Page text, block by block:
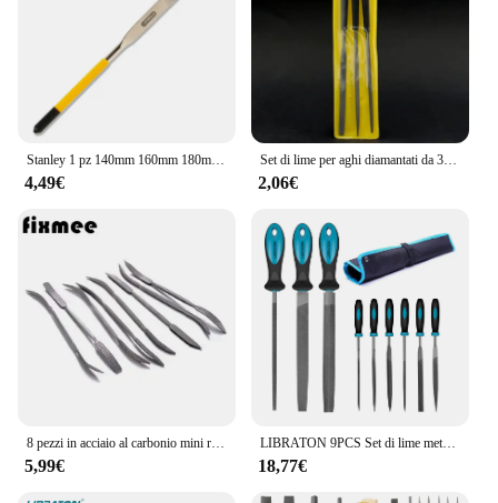
Stanley 1 pz 140mm 160mm 180mm diamante needle file flat utensile di Finitura 150 grit grinding file a mano stl in metallo strumenti di lavorazione del legno
4,49€
Set di lime per aghi diamantati da 3 pezzi lima rotonda a triangolo piatto per la lucidatura di lime artigianali per intaglio del legno in ceramica di vetro e pietra di metallo strumento manuale
2,06€
8 pezzi in acciaio al carbonio mini raspa per la lavorazione del legno set di lime Riffler lima piatta doppia estremità utensile manuale grossolano 190mm rasper per intaglio del legno
5,99€
LIBRATON 9PCS Set di lime metalliche Lime ad ago Lime per raspe Lime semicircolari rotonde piatte per la lavorazione dei metalli Lavorazione del legno in metallo Carpenteria
18,77€